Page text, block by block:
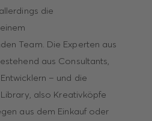
die
Team. Die Experten aus
aus Consultants,
– und die
also Kreativköpfe
aus dem Einkauf oder